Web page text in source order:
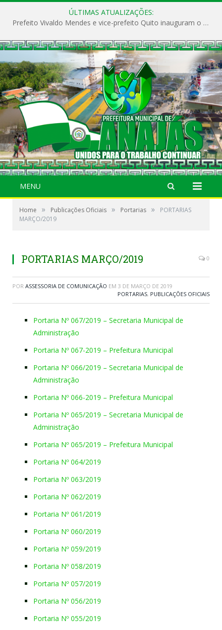
ÚLTIMAS ATUALIZAÇÕES:
Prefeito Vivaldo Mendes e vice-prefeito Quito inauguram o CAPS e fortalecem a saúde pública em Anajás.
MENU
Home » Publicações Oficiais » Portarias »
PORTARIAS
MARÇO/2019
PORTARIAS MARÇO/2019 0
POR ASSESSORIA DE COMUNICAÇÃO EM 3 DE MARÇO DE 2019
PORTARIAS, PUBLICAÇÕES OFICIAIS
Portaria Nº 067/2019 – Secretaria Municipal de
Administração
Portaria Nº 067-2019 – Prefeitura Municipal
Portaria Nº 066/2019 – Secretaria Municipal de
Administração
Portaria Nº 066-2019 – Prefeitura Municipal
Portaria Nº 065/2019 – Secretaria Municipal de
Administração
Portaria Nº 065/2019 – Prefeitura Municipal
Portaria Nº 064/2019
Portaria Nº 063/2019
Portaria Nº 062/2019
Portaria Nº 061/2019
Portaria Nº 060/2019
Portaria Nº 059/2019
Portaria Nº 058/2019
Portaria Nº 057/2019
Portaria Nº 056/2019
Portaria Nº 055/2019